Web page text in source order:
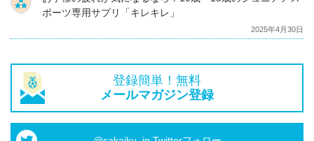
ポーツ専用サプリ「キレキレ」
2025年4月30日
登録簡単！無料
メールマガジン登録